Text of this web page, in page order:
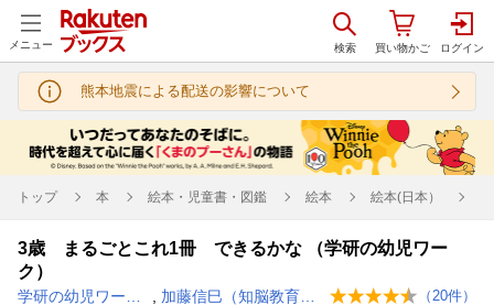
メニュー
熊本地震による配送の影響について
トップ 本 絵本・児童書・図鑑 絵本 絵本(日本）
3歳 まるごとこれ1冊 できるかな （学研の幼児ワー
ク）
（ 20件）